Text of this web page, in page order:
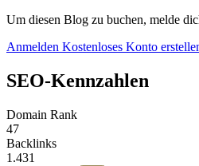
Um diesen Blog zu buchen, melde
Anmelden Kostenloses Konto
SEO-Kennzahlen
Domain Rank
47
Backlinks
1.431